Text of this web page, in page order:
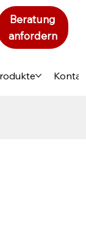
Beratung
anfordern